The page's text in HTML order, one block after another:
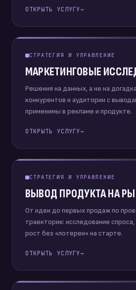
ОТКРЫТЬ УСЛУГУ→
СТРАТЕГИЯ И УПРАВЛЕНИЕ
МАРКЕТИНГОВЫЕ
Решения на данных, а не на
конкурентов и аудитории с
применимы в рекламе и продукте.
ОТКРЫТЬ УСЛУГУ→
СТРАТЕГИЯ И УПРАВЛЕНИЕ
ВЫВОД ПРОДУКТА НА
От идеи до первых продаж по
траектории: исследование спроса,
рост без «лотереи» на старте.
ОТКРЫТЬ УСЛУГУ→